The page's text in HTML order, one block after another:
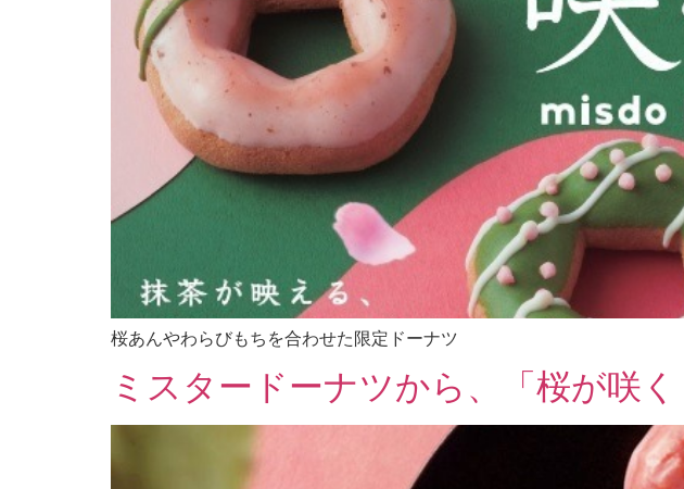
桜あんやわらびもちを合わせた限定ドーナツ
ミスタードーナツから、「桜が咲